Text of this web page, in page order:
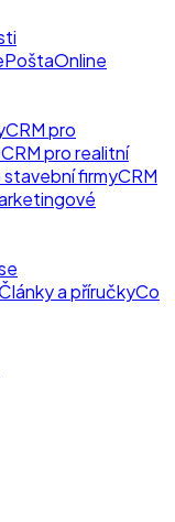
PoštaOnline
CRM pro
CRM pro realitní
stavební firmyCRM
a příručkyCo